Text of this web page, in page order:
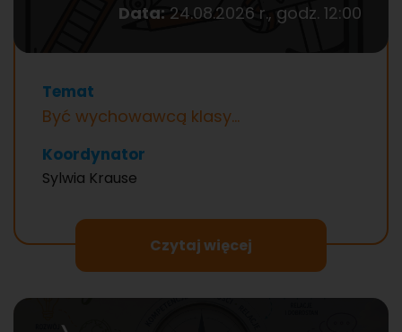
Data: 24.08.2026 r., godz. 12:00
Temat
Być wychowawcą klasy…
Koordynator
Sylwia Krause
Czytaj więcej